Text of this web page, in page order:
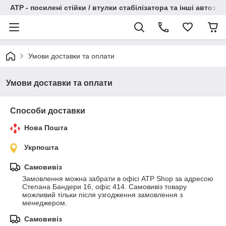
АТР - посилені стійки / втулки стабілізатора та інші
Умови доставки та оплати
Умови доставки та оплати
Способи доставки
Нова Пошта
Укрпошта
Самовивіз
Замовлення можна забрати в офісі ATP Shop за адресою
Степана Бандери 16, офіс 414. Самовивіз товару
можливий тільки після узгодження замовлення з
менеджером.
Самовивіз